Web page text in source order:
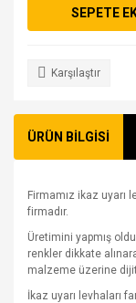
SEPETE
Karşılaştır
ÜRÜN BİLGİSİ
Firmamız ikaz uyarı
firmadır.
Üretimini yapmış
renkler dikkate
malzeme üzerine
İkaz uyarı levhaları